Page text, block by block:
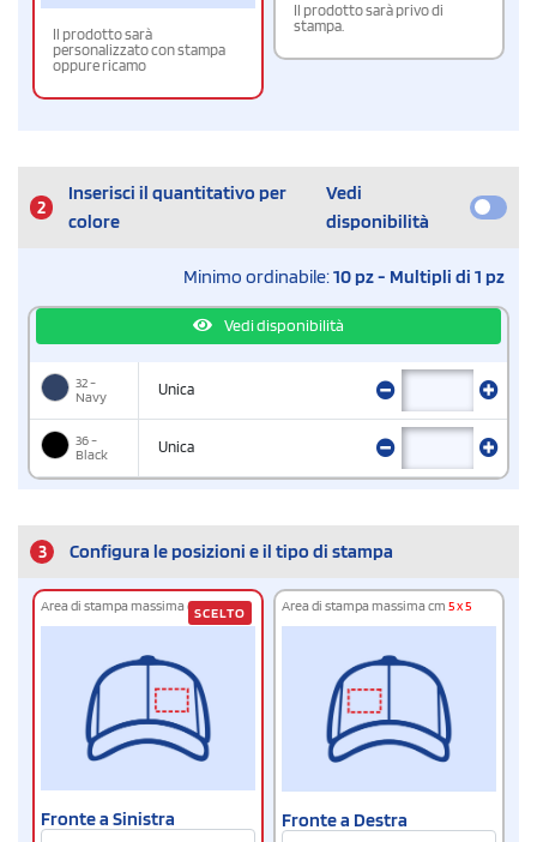
Il prodotto sarà
personalizzato con stampa
oppure ricamo
Il prodotto sarà privo di
stampa.
2
Inserisci il quantitativo per
colore
Vedi
disponibilità
Minimo ordinabile:10 pz - Multipli di 1 pz
Vedi disponibilità
32 -
Navy
Unica
36 -
Black
Unica
3 Configura le posizioni e il tipo di stampa
Area di stampa massima cm5 x 5
Fronte a Sinistra
SCELTO Area di stampa massima cm 5 x 5
Fronte a Destra